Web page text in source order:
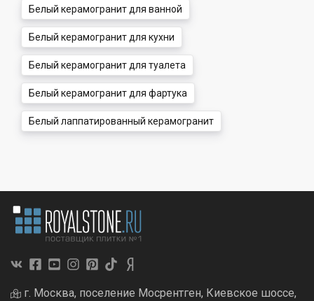
Белый керамогранит для ванной
Белый керамогранит для кухни
Белый керамогранит для туалета
Белый керамогранит для фартука
Белый лаппатированный керамогранит
г. Москва, поселение Мосрентген, Киевское шоссе,